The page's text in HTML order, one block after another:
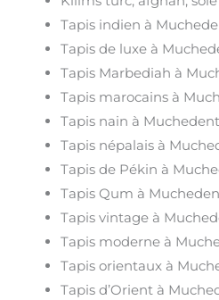
Tapis indien à
Tapis de luxe à
Tapis Marbediah à
Tapis marocains à
Tapis nain à Muchedent
Tapis népalais à
Tapis de Pékin à
Tapis Qum à
Tapis vintage à
Tapis moderne à
Tapis orientaux à
Tapis d’Orient à